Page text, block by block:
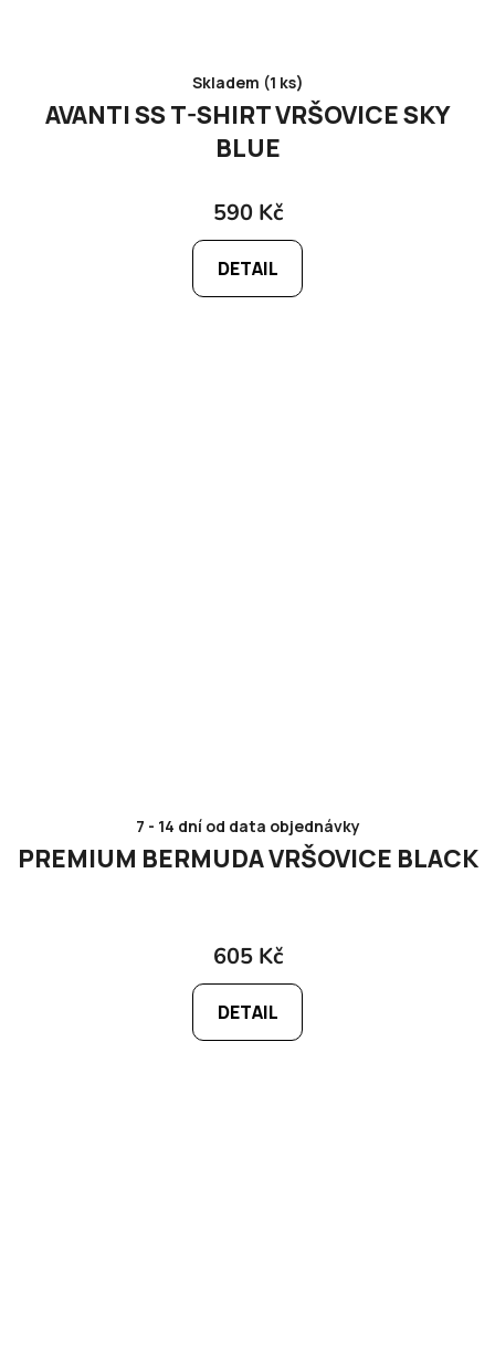
Skladem (1 ks)
AVANTI SS T-SHIRT VRŠOVICE SKY
BLUE
590 Kč
DETAIL
7 - 14 dní od data objednávky
PREMIUM BERMUDA VRŠOVICE BLACK
605 Kč
DETAIL